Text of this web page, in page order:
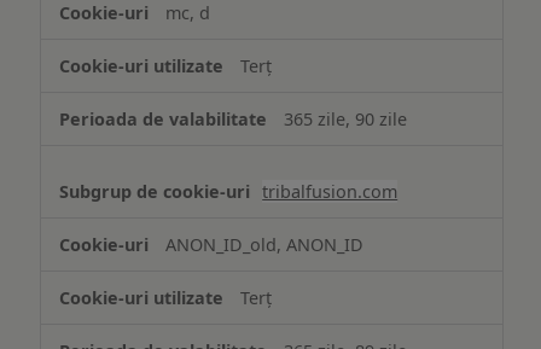
mc, d
Terț
365 zile, 90 zile
tribalfusion.com
ANON_ID_old, ANON_ID
Terț